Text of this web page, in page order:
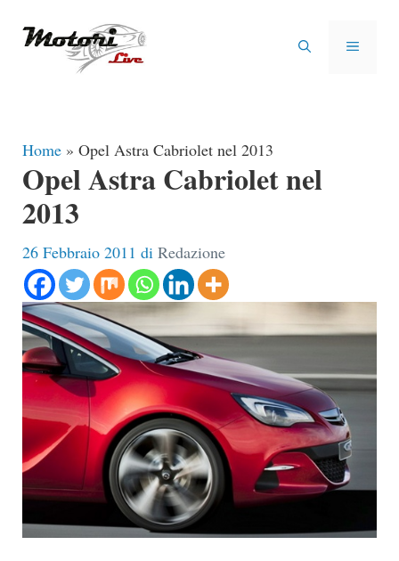
MENU
Home » Opel Astra Cabriolet nel 2013
Opel Astra Cabriolet nel
2013
26 Febbraio 2011 di Redazione